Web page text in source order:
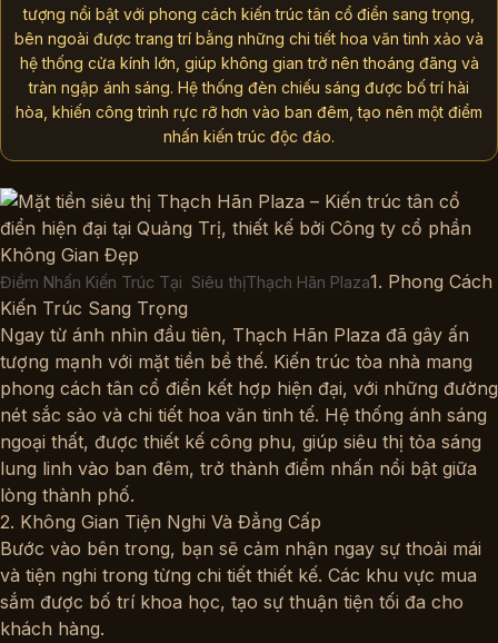
Liên hệ
tượng nổi bật với phong cách kiến trúc tân cổ điển sang trọng,
bên ngoài được trang trí bằng những chi tiết hoa văn tinh xảo và
hệ thống cửa kính lớn, giúp không gian trở nên thoáng đãng và
tràn ngập ánh sáng. Hệ thống đèn chiếu sáng được bố trí hài
hòa, khiến công trình rực rỡ hơn vào ban đêm, tạo nên một điểm
nhấn kiến trúc độc đáo.
Điểm Nhấn Kiến Trúc Tại Siêu thịThạch Hãn Plaza1. Phong Cách
Kiến Trúc Sang Trọng
Ngay từ ánh nhìn đầu tiên, Thạch Hãn Plaza đã gây ấn
tượng mạnh với mặt tiền bề thế. Kiến trúc tòa nhà mang
phong cách tân cổ điển kết hợp hiện đại, với những đường
nét sắc sảo và chi tiết hoa văn tinh tế. Hệ thống ánh sáng
ngoại thất, được thiết kế công phu, giúp siêu thị tỏa sáng
lung linh vào ban đêm, trở thành điểm nhấn nổi bật giữa
lòng thành phố.
2. Không Gian Tiện Nghi Và Đẳng Cấp
Bước vào bên trong, bạn sẽ cảm nhận ngay sự thoải mái
và tiện nghi trong từng chi tiết thiết kế. Các khu vực mua
sắm được bố trí khoa học, tạo sự thuận tiện tối đa cho
khách hàng.